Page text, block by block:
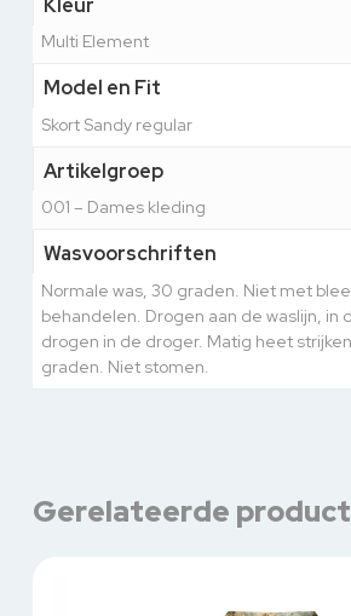
Kleur
Multi Element
Model en Fit
Skort Sandy regular
Artikelgroep
001 – Dames kleding
Wasvoorschriften
Normale was, 30 graden. Niet met
behandelen. Drogen aan de waslijn, in
drogen in de droger. Matig heet
graden. Niet stomen.
Gerelateerde